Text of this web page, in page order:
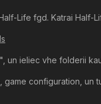
Life fgd. Katrai Half-
un ieliec vhe folderii
game configuration,